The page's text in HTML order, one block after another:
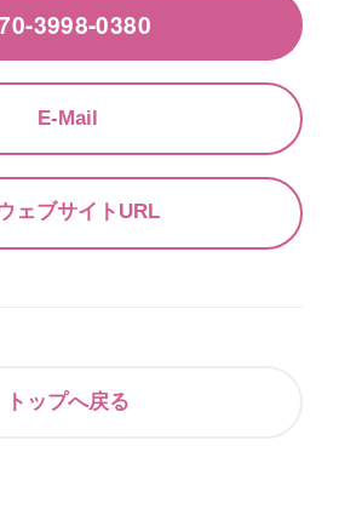
3998-0380
E-Mail
ェブサイトURL
トップへ戻る